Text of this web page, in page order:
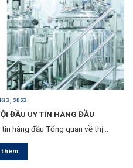
3, 2023
ĐẦU UY TÍN HÀNG ĐẦU
hàng đầu Tổng quan về thị...
thêm